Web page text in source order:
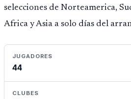
selecciones de Norteamerica,
Africa y Asia a solo días del
JUGADORES
44
CLUBES